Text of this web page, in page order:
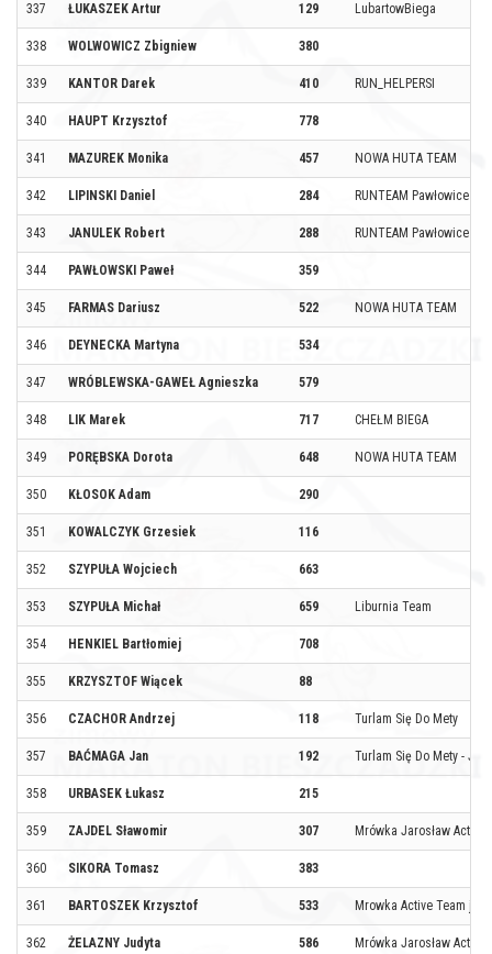
337 ŁUKASZEK Artur 129 LubartowBiega
338 WOLWOWICZ Zbigniew 380
339 KANTOR Darek 410 RUN_HELPERSI
340 HAUPT Krzysztof 778
341 MAZUREK Monika 457 NOWA HUTA TEAM
342 LIPINSKI Daniel 284 RUNTEAM Pawłowice
343 JANULEK Robert 288 RUNTEAM Pawłowice
344 PAWŁOWSKI Paweł 359
345 FARMAS Dariusz 522 NOWA HUTA TEAM
346 DEYNECKA Martyna 534
347 WRÓBLEWSKA-GAWEŁ Agnieszka 579
348 LIK Marek 717 CHEŁM BIEGA
349 PORĘBSKA Dorota 648 NOWA HUTA TEAM
350 KŁOSOK Adam 290
351 KOWALCZYK Grzesiek 116
352 SZYPUŁA Wojciech 663
353 SZYPUŁA Michał 659 Liburnia Team
354 HENKIEL Bartłomiej 708
355 KRZYSZTOF Wiącek 88
356 CZACHOR Andrzej 118 Turlam Się Do Mety
357 BAĆMAGA Jan 192 Turlam Się Do Mety - JP2
358 URBASEK Łukasz 215
359 ZAJDEL Sławomir 307 Mrówka Jarosław Active
360 SIKORA Tomasz 383
361 BARTOSZEK Krzysztof 533 Mrowka Active Team
362 ŻELAZNY Judyta 586 Mrówka Jarosław Active